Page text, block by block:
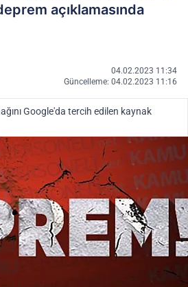
açıklamasında
04.02.2023 11:34
Güncelleme: 04.02.2023 11:16
Google'da tercih edilen kaynak